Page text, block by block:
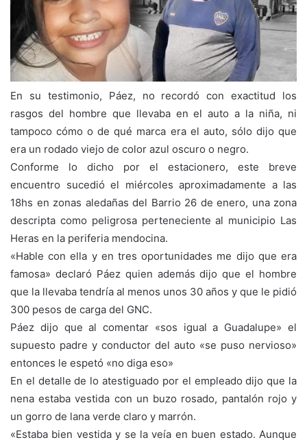
En su testimonio, Páez, no recordó con exactitud los
rasgos del hombre que llevaba en el auto a la niña, ni
tampoco cómo o de qué marca era el auto, sólo dijo que
era un rodado viejo de color azul oscuro o negro.
Conforme lo dicho por el estacionero, este breve
encuentro sucedió el miércoles aproximadamente a las
18hs en zonas aledañas del Barrio 26 de enero, una zona
descripta como peligrosa perteneciente al municipio Las
Heras en la periferia mendocina.
«Hable con ella y en tres oportunidades me dijo que era
famosa» declaró Páez quien además dijo que el hombre
que la llevaba tendría al menos unos 30 años y que le pidió
300 pesos de carga del GNC.
Páez dijo que al comentar «sos igual a Guadalupe» el
supuesto padre y conductor del auto «se puso nervioso»
entonces le espetó «no diga eso»
En el detalle de lo atestiguado por el empleado dijo que la
nena estaba vestida con un buzo rosado, pantalón rojo y
un gorro de lana verde claro y marrón.
«Estaba bien vestida y se la veía en buen estado. Aunque